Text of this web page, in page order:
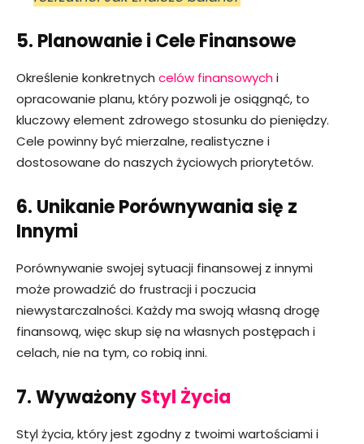
5. Planowanie i Cele Finansowe
Określenie konkretnych celów finansowychi
opracowanie planu, który pozwoli je osiągnąć, to
kluczowy element zdrowego stosunku do pieniędzy.
Cele powinny być mierzalne, realistyczne i
dostosowane do naszych życiowych priorytetów.
6. Unikanie Porównywania się z
Innymi
Porównywanie swojej sytuacji finansowej z innymi
może prowadzić do frustracji i poczucia
niewystarczalności. Każdy ma swoją własną drogę
finansową, więc skup się na własnych postępach i
celach, nie na tym, co robią inni.
7. WyważonyStyl Życia
Styl życia, który jest zgodny z twoimi wartościami i